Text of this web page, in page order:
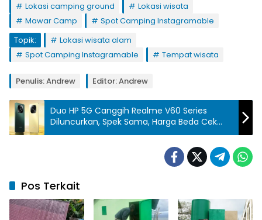
Lokasi camping ground
Lokasi wisata
Mawar Camp
Spot Camping Instagramable
Topik:
Lokasi wisata alam
Spot Camping Instagramable
Tempat wisata
Penulis: Andrew Editor: Andrew
Duo HP 5G Canggih Realme V60 Series
Diluncurkan, Spek Sama, Harga Beda Cek
Spesifikasi Lengkapnya
Pos Terkait